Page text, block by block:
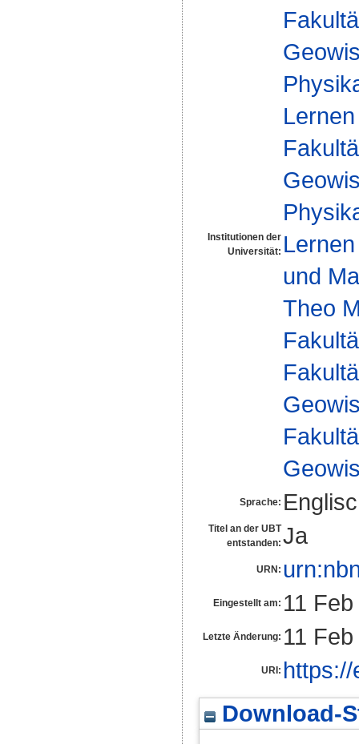
Institutionen der
Universität:
Lernen
Lernen
und
Theo
Sprache:
Titel an der UBT
entstanden: Ja
URN:
Eingestellt am: 11
Letzte Änderung: 11
URI:
Download-